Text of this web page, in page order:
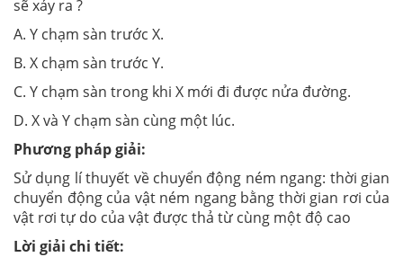
sẽ xảy ra ?
A. Y chạm sàn trước X.
B. X chạm sàn trước Y.
C. Y chạm sàn trong khi X mới đi được nửa đường.
D. X và Y chạm sàn cùng một lúc.
Phương pháp giải:
Sử dụng lí thuyết về chuyển động ném ngang: thời gian
chuyển động của vật ném ngang bằng thời gian rơi của
vật rơi tự do của vật được thả từ cùng một độ cao
Lời giải chi tiết: